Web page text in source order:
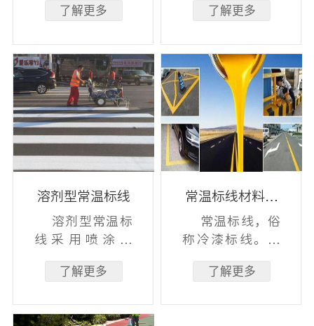
线、反光型标
了解更多
标线，对使用时
了解更多
溶剂型常温标线
溶剂型常温标
线采用喷涂工
工简单方便、干
了解更多
常温标线材料介
常温标线，俗
称冷漆标线。常
剂型常温标线和
了解更多